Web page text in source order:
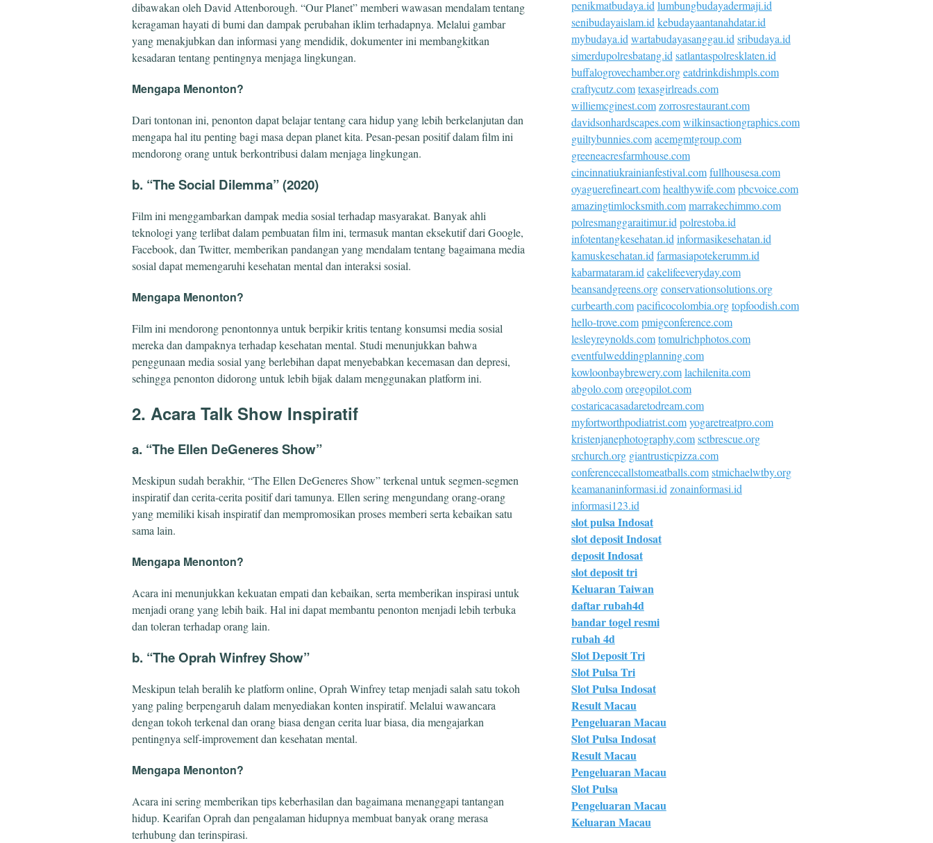
dibawakan oleh David Attenborough. “Our Planet” memberi wawasan mendalam tentang
keragaman hayati di bumi dan dampak perubahan iklim terhadapnya. Melalui gambar
yang menakjubkan dan informasi yang mendidik, dokumenter ini membangkitkan
kesadaran tentang pentingnya menjaga lingkungan.
Mengapa Menonton?
Dari tontonan ini, penonton dapat belajar tentang cara hidup yang lebih berkelanjutan dan
mengapa hal itu penting bagi masa depan planet kita. Pesan-pesan positif dalam film ini
mendorong orang untuk berkontribusi dalam menjaga lingkungan.
b. “The Social Dilemma” (2020)
Film ini menggambarkan dampak media sosial terhadap masyarakat. Banyak ahli
teknologi yang terlibat dalam pembuatan film ini, termasuk mantan eksekutif dari Google,
Facebook, dan Twitter, memberikan pandangan yang mendalam tentang bagaimana media
sosial dapat memengaruhi kesehatan mental dan interaksi sosial.
Mengapa Menonton?
Film ini mendorong penontonnya untuk berpikir kritis tentang konsumsi media sosial
mereka dan dampaknya terhadap kesehatan mental. Studi menunjukkan bahwa
penggunaan media sosial yang berlebihan dapat menyebabkan kecemasan dan depresi,
sehingga penonton didorong untuk lebih bijak dalam menggunakan platform ini.
2. Acara Talk Show Inspiratif
a. “The Ellen DeGeneres Show”
Meskipun sudah berakhir, “The Ellen DeGeneres Show” terkenal untuk segmen-segmen
inspiratif dan cerita-cerita positif dari tamunya. Ellen sering mengundang orang-orang
yang memiliki kisah inspiratif dan mempromosikan proses memberi serta kebaikan satu
sama lain.
Mengapa Menonton?
Acara ini menunjukkan kekuatan empati dan kebaikan, serta memberikan inspirasi untuk
menjadi orang yang lebih baik. Hal ini dapat membantu penonton menjadi lebih terbuka
dan toleran terhadap orang lain.
b. “The Oprah Winfrey Show”
Meskipun telah beralih ke platform online, Oprah Winfrey tetap menjadi salah satu tokoh
yang paling berpengaruh dalam menyediakan konten inspiratif. Melalui wawancara
dengan tokoh terkenal dan orang biasa dengan cerita luar biasa, dia mengajarkan
pentingnya self-improvement dan kesehatan mental.
Mengapa Menonton?
Acara ini sering memberikan tips keberhasilan dan bagaimana menanggapi tantangan
hidup. Kearifan Oprah dan pengalaman hidupnya membuat banyak orang merasa
terhubung dan terinspirasi.
penikmatbudaya.id lumbungbudayadermaji.id
senibudayaislam.id kebudayaantanahdatar.id
mybudaya.id wartabudayasanggau.id sribudaya.id
simerdupolresbatang.id satlantaspolresklaten.id
buffalogrovechamber.orgeatdrinkdishmpls.com
craftycutz.comtexasgirlreads.com
williemcginest.comzorrosrestaurant.com
davidsonhardscapes.comwilkinsactiongraphics.com
guiltybunnies.comacemgmtgroup.com
greeneacresfarmhouse.com
cincinnatiukrainianfestival.comfullhousesa.com
oyaguerefineart.comhealthywife.compbcvoice.com
amazingtimlocksmith.commarrakechimmo.com
polresmanggaraitimur.id polrestoba.id
infotentangkesehatan.id informasikesehatan.id
kamuskesehatan.id farmasiapotekerumm.id
kabarmataram.id cakelifeeveryday.com
beansandgreens.orgconservationsolutions.org
curbearth.compacificocolombia.orgtopfoodish.com
hello-trove.compmigconference.com
lesleyreynolds.comtomulrichphotos.com
eventfulweddingplanning.com
kowloonbaybrewery.comlachilenita.com
abgolo.comoregopilot.com
costaricacasadaretodream.com
myfortworthpodiatrist.comyogaretreatpro.com
kristenjanephotography.comsctbrescue.org
srchurch.org giantrusticpizza.com
conferencecallstomeatballs.comstmichaelwtby.org
keamananinformasi.id zonainformasi.id
informasi123.id
slot pulsa Indosat
slot deposit Indosat
deposit Indosat
slot deposit tri
Keluaran Taiwan
daftar rubah4d
bandar togel resmi
rubah 4d
Slot Deposit Tri
Slot Pulsa Tri
Slot Pulsa Indosat
Result Macau
Pengeluaran Macau
Slot Pulsa Indosat
Result Macau
Pengeluaran Macau
Slot Pulsa
Pengeluaran Macau
Keluaran Macau